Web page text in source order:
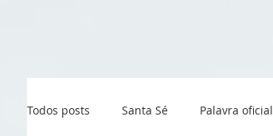
Todos posts Santa Sé Palavra oficial